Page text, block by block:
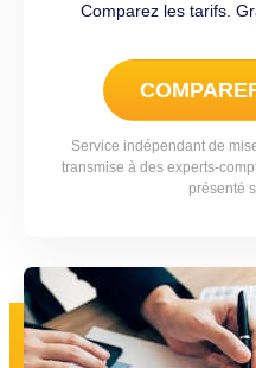
Comparez les tarifs.
Service indépendant de
transmise à des experts-
présenté